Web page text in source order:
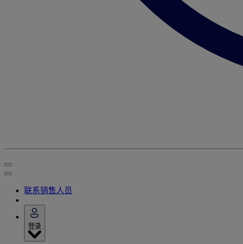
联系销售人员
登录